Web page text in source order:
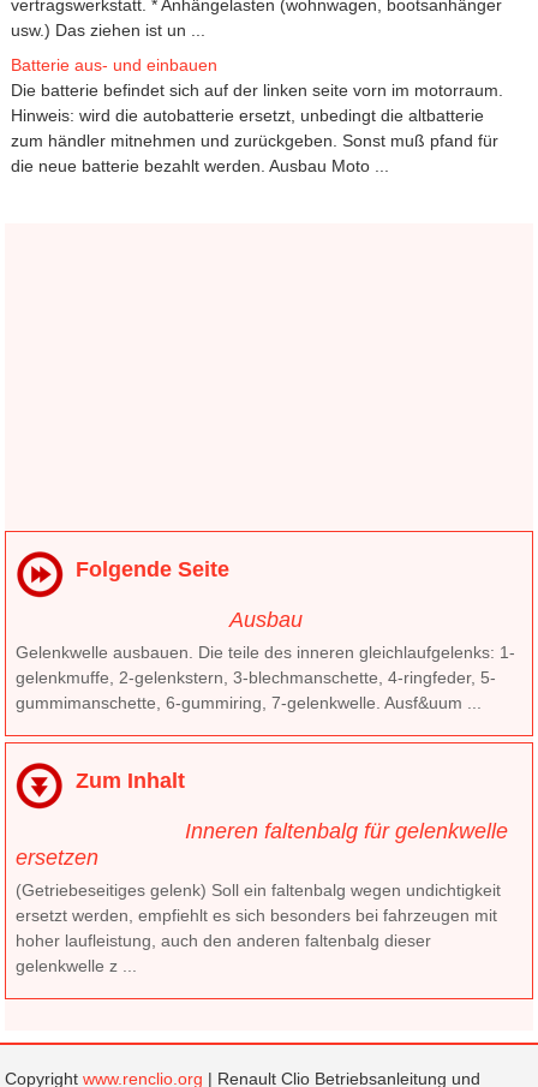
vertragswerkstatt. * Anhängelasten (wohnwagen, bootsanhänger
usw.) Das ziehen ist un ...
Batterie aus- und einbauen
Die batterie befindet sich auf der linken seite vorn im motorraum.
Hinweis: wird die autobatterie ersetzt, unbedingt die altbatterie
zum händler mitnehmen und zurückgeben. Sonst muß pfand für
die neue batterie bezahlt werden. Ausbau Moto ...
Folgende Seite
Ausbau
Gelenkwelle ausbauen. Die teile des inneren gleichlaufgelenks: 1-
gelenkmuffe, 2-gelenkstern, 3-blechmanschette, 4-ringfeder, 5-
gummimanschette, 6-gummiring, 7-gelenkwelle. Ausf&uum ...
Zum Inhalt
Inneren faltenbalg für gelenkwelle
ersetzen
(Getriebeseitiges gelenk) Soll ein faltenbalg wegen undichtigkeit
ersetzt werden, empfiehlt es sich besonders bei fahrzeugen mit
hoher laufleistung, auch den anderen faltenbalg dieser
gelenkwelle z ...
Copyrightwww.renclio.org | Renault Clio Betriebsanleitung und